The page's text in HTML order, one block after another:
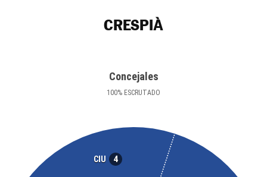
CRESPIÀ
Concejales
100% ESCRUTADO
CIU 4